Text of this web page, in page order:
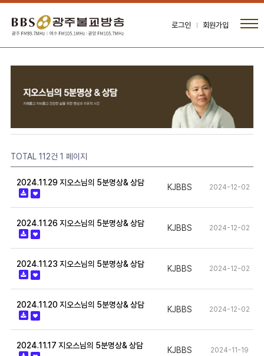
로그인 회원가입
TOTAL 112건 1 페이지
2024.11.29 지오스님의 5분명상& 상담
KJBBS 2024-12-02
2024.11.26 지오스님의 5분명상& 상담
KJBBS 2024-12-02
2024.11.23 지오스님의 5분명상& 상담
KJBBS 2024-12-02
2024.11.20 지오스님의 5분명상& 상담
KJBBS 2024-12-02
2024.11.17 지오스님의 5분명상& 상담
KJBBS 2024-11-19